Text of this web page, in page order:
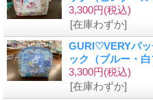
3,300円(税込)
[在庫わずか]
GURI♡VERYパ
ック（ブルー・白
3,300円(税込)
[在庫わずか]